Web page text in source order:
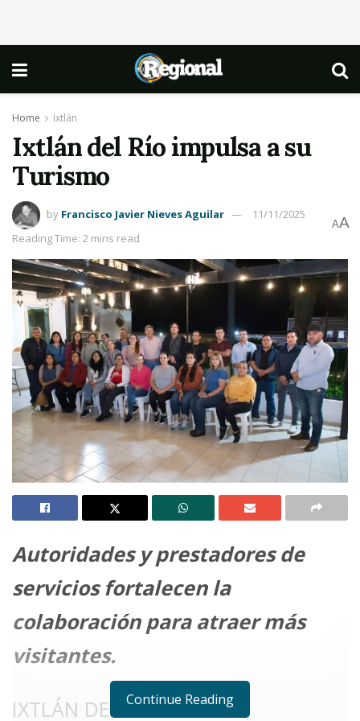
Home Ixtlán
Ixtlán del Río impulsa a su
Turismo
by Francisco Javier Nieves Aguilar
11/11/2025
Reading Time: 2 mins read
AA
Autoridades y prestadores de
servicios fortalecen la
colaboración para atraer más
visitantes.
IXTLÁN DEL RÍO.Continue Reading